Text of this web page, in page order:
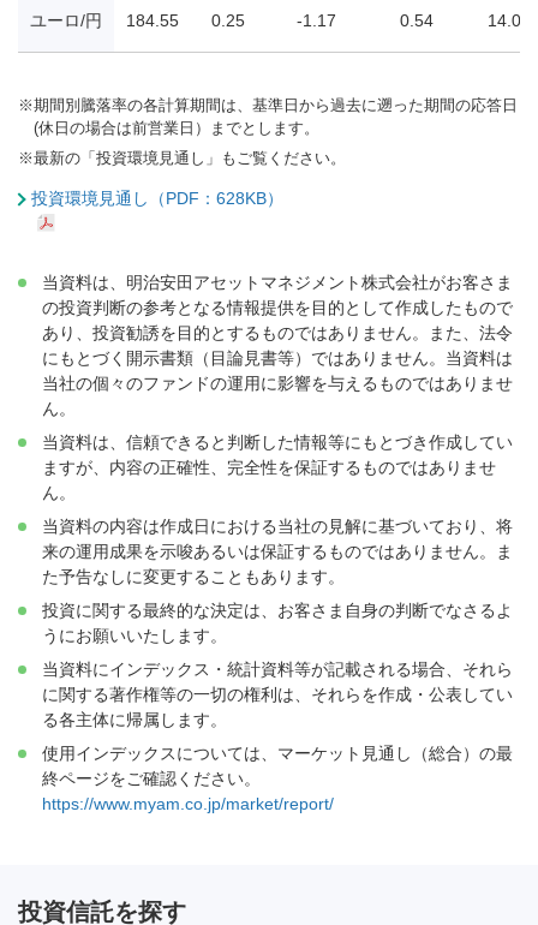
ユーロ/円 184.55 0.25 -1.17 0.54 14.00
※期間別騰落率の各計算期間は、基準日から過去に遡った期間の応答日
(休日の場合は前営業日）までとします。
※最新の「投資環境見通し」もご覧ください。
投資環境見通し（PDF：628KB）
当資料は、明治安田アセットマネジメント株式会社がお客さま
の投資判断の参考となる情報提供を目的として作成したもので
あり、投資勧誘を目的とするものではありません。また、法令
にもとづく開示書類（目論見書等）ではありません。当資料は
当社の個々のファンドの運用に影響を与えるものではありませ
ん。
当資料は、信頼できると判断した情報等にもとづき作成してい
ますが、内容の正確性、完全性を保証するものではありませ
ん。
当資料の内容は作成日における当社の見解に基づいており、将
来の運用成果を示唆あるいは保証するものではありません。ま
た予告なしに変更することもあります。
投資に関する最終的な決定は、お客さま自身の判断でなさるよ
うにお願いいたします。
当資料にインデックス・統計資料等が記載される場合、それら
に関する著作権等の一切の権利は、それらを作成・公表してい
る各主体に帰属します。
使用インデックスについては、マーケット見通し（総合）の最
終ページをご確認ください。
https://www.myam.co.jp/market/report/
投資信託を探す